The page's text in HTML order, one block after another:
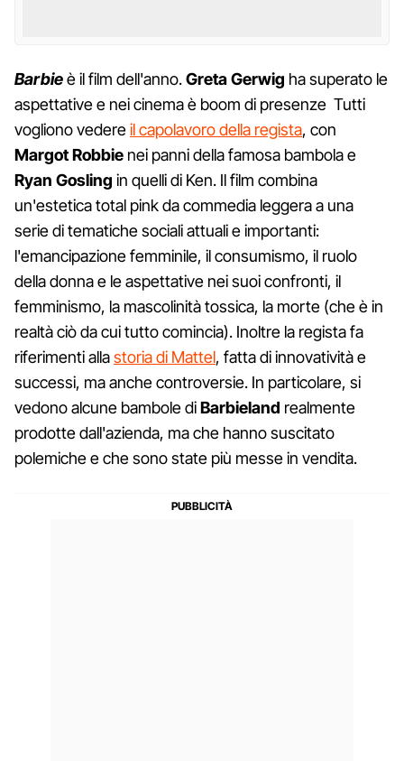
Barbieè il film dell'anno.Greta Gerwig ha superato le
aspettative e nei cinema è boom di presenze Tutti
vogliono vedereil capolavoro della regista, con
Margot Robbie nei panni della famosa bambola e
Ryan Gosling in quelli di Ken. Il film combina
un'estetica total pink da commedia leggera a una
serie di tematiche sociali attuali e importanti:
l'emancipazione femminile, il consumismo, il ruolo
della donna e le aspettative nei suoi confronti, il
femminismo, la mascolinità tossica, la morte (che è in
realtà ciò da cui tutto comincia). Inoltre la regista fa
riferimenti allastoria di Mattel, fatta di innovatività e
successi, ma anche controversie. In particolare, si
vedono alcune bambole diBarbieland realmente
prodotte dall'azienda, ma che hanno suscitato
polemiche e che sono state più messe in vendita.